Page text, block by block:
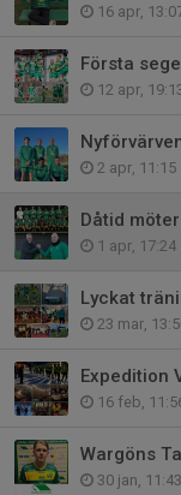
16 apr,
Första
12 apr,
2 apr, 11:15
Dåtid
1 apr, 17:24
Lyckat
23 mar,
Expedition
16 feb,
30 jan, 11:43